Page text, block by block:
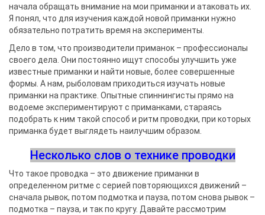
начала обращать внимание на мои приманки и атаковать их.
Я понял, что для изучения каждой новой приманки нужно
обязательно потратить время на эксперименты.
Дело в том, что производители приманок – профессионалы
своего дела. Они постоянно ищут способы улучшить уже
известные приманки и найти новые, более совершенные
формы. А нам, рыболовам приходиться изучать новые
приманки на практике. Опытные спиннингисты прямо на
водоеме экспериментируют с приманками, стараясь
подобрать к ним такой способ и ритм проводки, при которых
приманка будет выглядеть наилучшим образом.
Несколько слов о технике проводки
Что такое проводка – это движение приманки в
определенном ритме с серией повторяющихся движений –
сначала рывок, потом подмотка и пауза, потом снова рывок –
подмотка – пауза, и так по кругу. Давайте рассмотрим